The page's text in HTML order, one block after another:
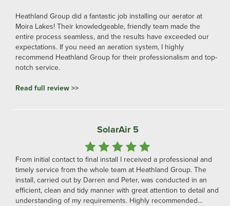
Heathland Group did a fantastic job installing our aerator at
Moira Lakes! Their knowledgeable, friendly team made the
entire process seamless, and the results have exceeded our
expectations. If you need an aeration system, I highly
recommend Heathland Group for their professionalism and top-
notch service.
Read full review >>
SolarAir 5
From initial contact to final install I received a professional and
timely service from the whole team at Heathland Group. The
install, carried out by Darren and Peter, was conducted in an
efficient, clean and tidy manner with great attention to detail and
understanding of my requirements. Highly recommended...